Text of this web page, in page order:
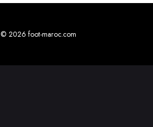
© 2026 foot-maroc.com